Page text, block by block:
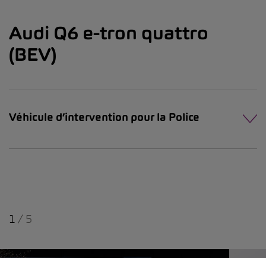
Audi Q6 e-tron quattro
(BEV)
Véhicule d’intervention pour la Police
1 / 5